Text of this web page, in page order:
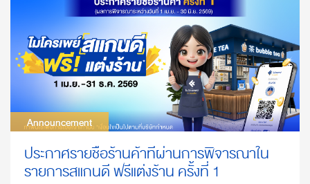
Announcement
Announcement
ประกาศรายชื่อร้านค้าที่ผ่านการพิจารณาใน
รายการสแกนดี ฟรีแต่งร้าน ครั้งที่ 1